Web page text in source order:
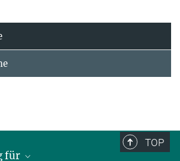
TOP
für